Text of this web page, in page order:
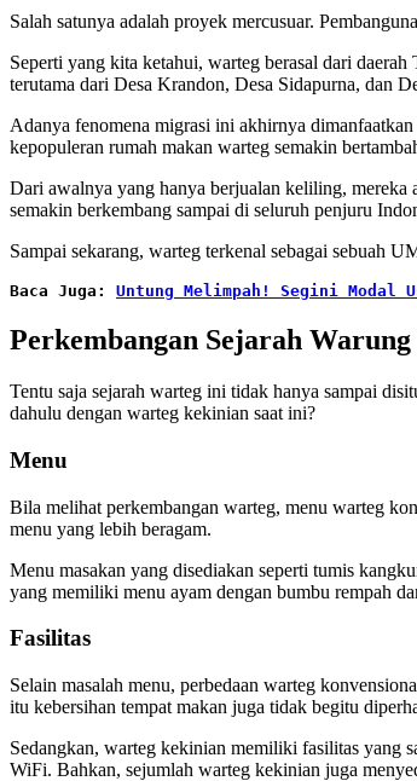
Salah satunya adalah proyek mercusuar.
Seperti yang kita ketahui, warteg berasal dari
terutama dari Desa Krandon, Desa Sidapurna, dan
Adanya fenomena migrasi ini akhirnya
kepopuleran rumah makan warteg semakin
Dari awalnya yang hanya berjualan keliling, mereka
semakin berkembang sampai di seluruh penjuru
Sampai sekarang, warteg terkenal sebagai sebuah
Baca Juga: Untung Melimpah! Segini Modal
Perkembangan Sejarah Warung
Tentu saja sejarah warteg ini tidak hanya sampai
dahulu dengan warteg kekinian saat ini?
Menu
Bila melihat perkembangan warteg, menu warteg
menu yang lebih beragam.
Menu masakan yang disediakan seperti tumis
yang memiliki menu ayam dengan bumbu rempah
Fasilitas
Selain masalah menu, perbedaan warteg
itu kebersihan tempat makan juga tidak begitu
Sedangkan, warteg kekinian memiliki fasilitas yang
WiFi. Bahkan, sejumlah warteg kekinian juga